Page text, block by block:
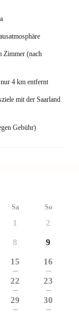
Zimmer (nach
4 km entfernt
mit der Saarland
Gebühr)
Sa So
1 2
8 9
15
---
16
---
22
---
23
---
29
---
30
---